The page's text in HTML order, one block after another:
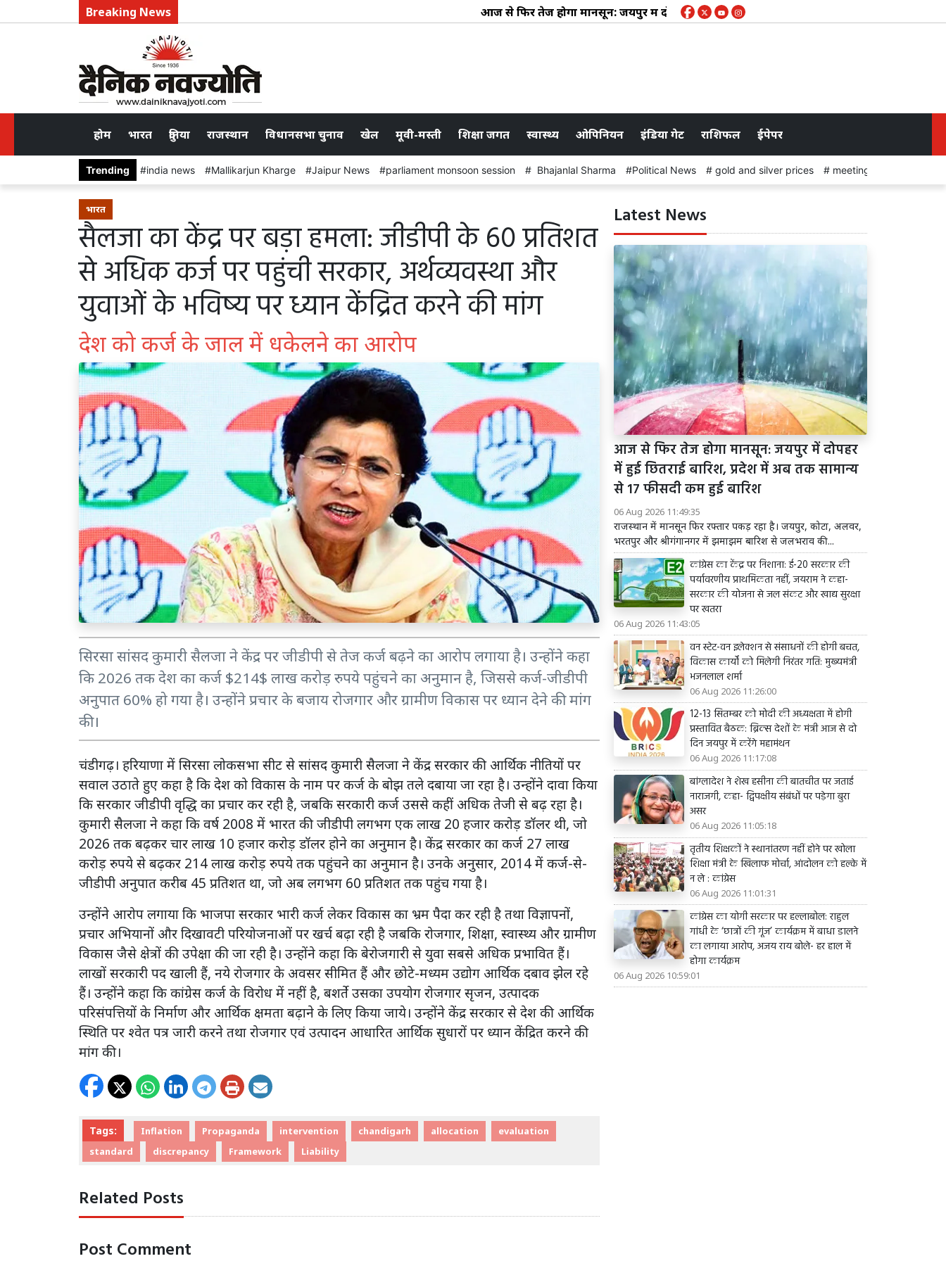
Breaking News आज से फिर तेज होगा मानसून: जयपुर में दोपहर में हुई छितराई बारिश, प्रदेश में अब तक सामान्य से 17 फीसदी
होम भारत दुनिया राजस्थान विधानसभा चुनाव खेल मूवी-मस्ती शिक्षा जगत स्वास्थ्य ओपिनियन इंडिया गेट राशिफल ईपेपर
Trending india news Mallikarjun Kharge Jaipur News parliament monsoon session Bhajanlal Sharma Political News gold and silver prices meeting
भारत
सैलजा का केंद्र पर बड़ा हमला: जीडीपी के 60 प्रतिशत
से अधिक कर्ज पर पहुंची सरकार, अर्थव्यवस्था और
युवाओं के भविष्य पर ध्यान केंद्रित करने की मांग
देश को कर्ज के जाल में धकेलने का आरोप
सिरसा सांसद कुमारी सैलजा ने केंद्र पर जीडीपी से तेज कर्ज बढ़ने का आरोप लगाया है। उन्होंने कहा
कि 2026 तक देश का कर्ज $214$ लाख करोड़ रुपये पहुंचने का अनुमान है, जिससे कर्ज-जीडीपी
अनुपात 60% हो गया है। उन्होंने प्रचार के बजाय रोजगार और ग्रामीण विकास पर ध्यान देने की मांग
की।
चंडीगढ़। हरियाणा में सिरसा लोकसभा सीट से सांसद कुमारी सैलजा ने केंद्र सरकार की आर्थिक नीतियों पर
सवाल उठाते हुए कहा है कि देश को विकास के नाम पर कर्ज के बोझ तले दबाया जा रहा है। उन्होंने दावा किया
कि सरकार जीडीपी वृद्धि का प्रचार कर रही है, जबकि सरकारी कर्ज उससे कहीं अधिक तेजी से बढ़ रहा है।
कुमारी सैलजा ने कहा कि वर्ष 2008 में भारत की जीडीपी लगभग एक लाख 20 हजार करोड़ डॉलर थी, जो
2026 तक बढ़कर चार लाख 10 हजार करोड़ डॉलर होने का अनुमान है। केंद्र सरकार का कर्ज 27 लाख
करोड़ रुपये से बढ़कर 214 लाख करोड़ रुपये तक पहुंचने का अनुमान है। उनके अनुसार, 2014 में कर्ज-से-
जीडीपी अनुपात करीब 45 प्रतिशत था, जो अब लगभग 60 प्रतिशत तक पहुंच गया है।
उन्होंने आरोप लगाया कि भाजपा सरकार भारी कर्ज लेकर विकास का भ्रम पैदा कर रही है तथा विज्ञापनों,
प्रचार अभियानों और दिखावटी परियोजनाओं पर खर्च बढ़ा रही है जबकि रोजगार, शिक्षा, स्वास्थ्य और ग्रामीण
विकास जैसे क्षेत्रों की उपेक्षा की जा रही है। उन्होंने कहा कि बेरोजगारी से युवा सबसे अधिक प्रभावित हैं।
लाखों सरकारी पद खाली हैं, नये रोजगार के अवसर सीमित हैं और छोटे-मध्यम उद्योग आर्थिक दबाव झेल रहे
हैं। उन्होंने कहा कि कांग्रेस कर्ज के विरोध में नहीं है, बशर्ते उसका उपयोग रोजगार सृजन, उत्पादक
परिसंपत्तियों के निर्माण और आर्थिक क्षमता बढ़ाने के लिए किया जाये। उन्होंने केंद्र सरकार से देश की आर्थिक
स्थिति पर श्वेत पत्र जारी करने तथा रोजगार एवं उत्पादन आधारित आर्थिक सुधारों पर ध्यान केंद्रित करने की
मांग की।
Tags: Inflation Propaganda intervention chandigarh allocation
evaluation
standard
discrepancy Framework Liability
Related Posts
Post Comment
Latest News
आज से फिर तेज होगा मानसून: जयपुर में दोपहर
में हुई छितराई बारिश, प्रदेश में अब तक सामान्य
से 17 फीसदी कम हुई बारिश
06 Aug 2026 11:49:35
राजस्थान में मानसून फिर रफ्तार पकड़ रहा है। जयपुर, कोटा, अलवर,
भरतपुर और श्रीगंगानगर में झमाझम बारिश से जलभराव की...
कांग्रेस का केंद्र पर निशाना: ई-20 सरकार की
पर्यावरणीय प्राथमिकता नहीं, जयराम ने कहा-
सरकार की योजना से जल संकट और खाद्य सुरक्षा
पर खतरा
06 Aug 2026 11:43:05
वन स्टेट-वन इलेक्शन से संसाधनों की होगी बचत,
विकास कार्यों को मिलेगी निरंतर गति: मुख्यमंत्री
भजनलाल शर्मा
06 Aug 2026 11:26:00
12-13 सितम्बर को मोदी की अध्यक्षता में होगी
प्रस्तावित बैठक: ब्रिक्स देशों के मंत्री आज से दो
दिन जयपुर में करेंगे महामंथन
06 Aug 2026 11:17:08
बांग्लादेश ने शेख हसीना की बातचीत पर जताई
नाराजगी, कहा- द्विपक्षीय संबंधों पर पड़ेगा बुरा
असर
06 Aug 2026 11:05:18
तृतीय शिक्षकों ने स्थानांतरण नहीं होने पर खोला
शिक्षा मंत्री के खिलाफ मोर्चा, आंदोलन को हल्के में
न ले : कांग्रेस
06 Aug 2026 11:01:31
कांग्रेस का योगी सरकार पर हल्लाबोल: राहुल
गांधी के ‘छात्रों की गूंज’ कार्यक्रम में बाधा डालने
का लगाया आरोप, अजय राय बोले- हर हाल में
होगा कार्यक्रम
06 Aug 2026 10:59:01